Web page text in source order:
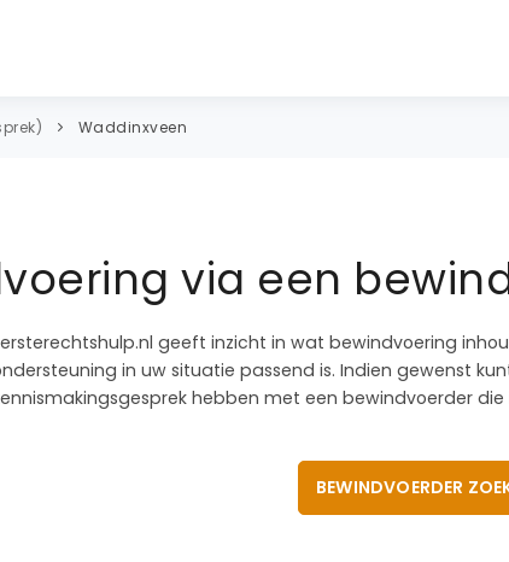
Waddinxveen
via een
geeft inzicht in wat bewindvoering
in uw situatie passend is. Indien gewenst
hebben met een bewindvoerder
BEWINDVOERDER